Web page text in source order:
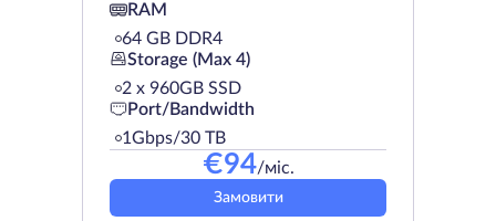
RAM
64 GB DDR4
Storage (Max 4)
2 х 960GB SSD
Port/Bandwidth
1Gbps/30 TB
€94/міс.
Замовити